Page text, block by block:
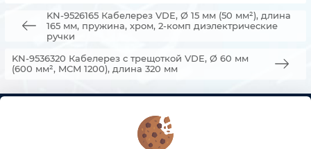
KN-9526165 Кабелерез VDE, Ø 15 мм (50 мм²), длина
165 мм, пружина, хром, 2-комп диэлектрические
ручки
KN-9536320 Кабелерез с трещоткой VDE, Ø 60 мм
(600 мм², MCM 1200), длина 320 мм